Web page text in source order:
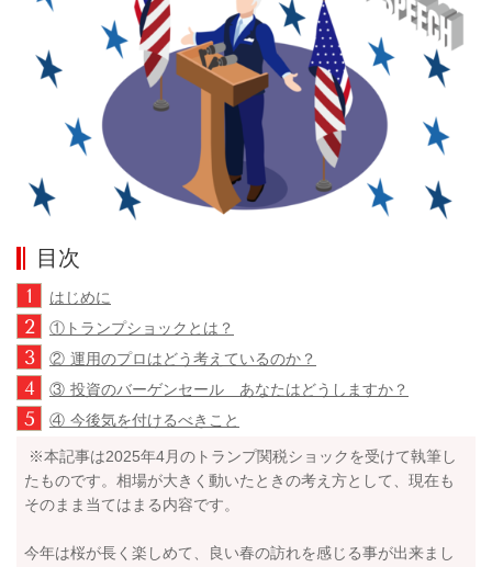
目次
1 はじめに
2 ①トランプショックとは？
3 ② 運用のプロはどう考えているのか？
4 ③ 投資のバーゲンセール あなたはどうしますか？
5 ④ 今後気を付けるべきこと
※本記事は2025年4月のトランプ関税ショックを受けて執筆し
たものです。相場が大きく動いたときの考え方として、現在も
そのまま当てはまる内容です。
今年は桜が長く楽しめて、良い春の訪れを感じる事が出来まし